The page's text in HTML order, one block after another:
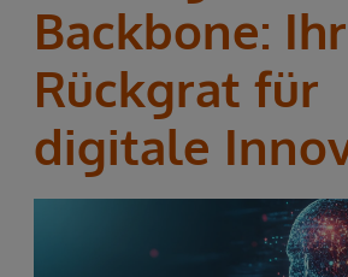
Backbone: Ihr
Rückgrat für
digitale